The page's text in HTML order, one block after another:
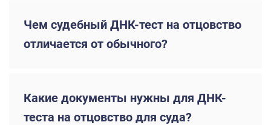
Чем судебный ДНК-тест на отцовство
отличается от обычного?
Какие документы нужны для ДНК-
теста на отцовство для суда?